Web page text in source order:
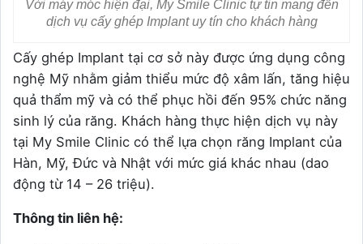
Với máy móc hiện đại, My Smile Clinic tự tin mang đến
dịch vụ cấy ghép Implant uy tín cho khách hàng
Cấy ghép Implant tại cơ sở này được ứng dụng công
nghệ Mỹ nhằm giảm thiểu mức độ xâm lấn, tăng hiệu
quả thẩm mỹ và có thể phục hồi đến 95% chức năng
sinh lý của răng. Khách hàng thực hiện dịch vụ này
tại My Smile Clinic có thể lựa chọn răng Implant của
Hàn, Mỹ, Đức và Nhật với mức giá khác nhau (dao
động từ 14 – 26 triệu).
Thông tin liên hệ: